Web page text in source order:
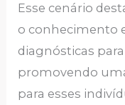
Esse cenário
o conhecimento
diagnósticas
promovendo
para esses